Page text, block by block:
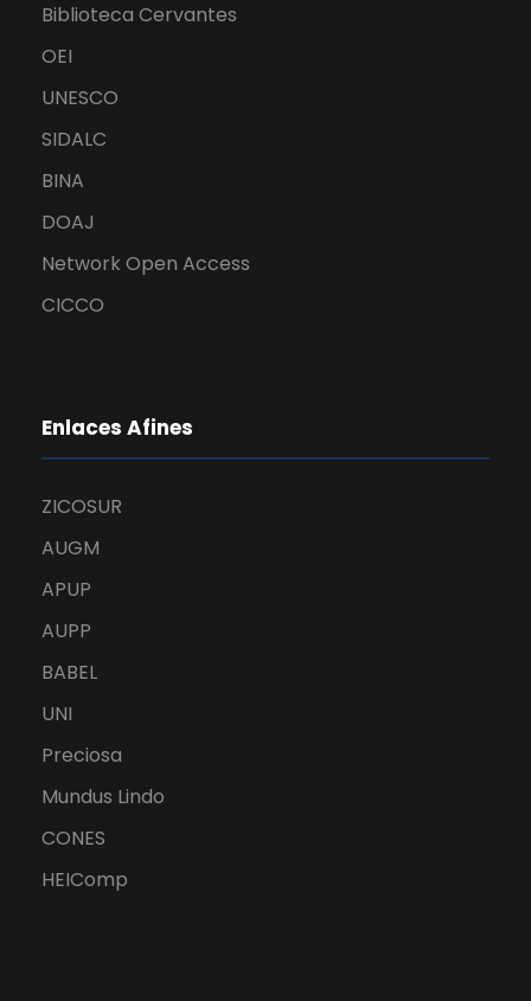
Biblioteca Cervantes
OEI
UNESCO
SIDALC
BINA
DOAJ
Network Open Access
CICCO
Enlaces Afines
ZICOSUR
AUGM
APUP
AUPP
BABEL
UNI
Preciosa
Mundus Lindo
CONES
HEIComp